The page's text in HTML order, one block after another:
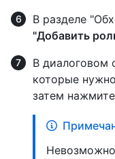
В разделе
"Добавить
В диалоговом
которые
затем